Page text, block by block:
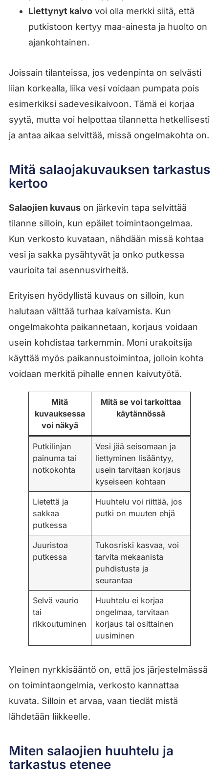
Liettynyt kaivovoi olla merkki siitä, että
putkistoon kertyy maa-ainesta ja huolto on
ajankohtainen.
Joissain tilanteissa, jos vedenpinta on selvästi
liian korkealla, liika vesi voidaan pumpata pois
esimerkiksi sadevesikaivoon. Tämä ei korjaa
syytä, mutta voi helpottaa tilannetta hetkellisesti
ja antaa aikaa selvittää, missä ongelmakohta on.
Mitä salaojakuvauksen tarkastus
kertoo
Salaojien kuvauson järkevin tapa selvittää
tilanne silloin, kun epäilet toimintaongelmaa.
Kun verkosto kuvataan, nähdään missä kohtaa
vesi ja sakka pysähtyvät ja onko putkessa
vaurioita tai asennusvirheitä.
Erityisen hyödyllistä kuvaus on silloin, kun
halutaan välttää turhaa kaivamista. Kun
ongelmakohta paikannetaan, korjaus voidaan
usein kohdistaa tarkemmin. Moni urakoitsija
käyttää myös paikannustoimintoa, jolloin kohta
voidaan merkitä pihalle ennen kaivutyötä.
Mitä
kuvauksessa
voi näkyä
Mitä se voi tarkoittaa
käytännössä
Putkilinjan
painuma tai
notkokohta
Vesi jää seisomaan ja
liettyminen lisääntyy,
usein tarvitaan korjaus
kyseiseen kohtaan
Lietettä ja
sakkaa
putkessa
Huuhtelu voi riittää, jos
putki on muuten ehjä
Juuristoa
putkessa
Tukosriski kasvaa, voi
tarvita mekaanista
puhdistusta ja
seurantaa
Selvä vaurio
tai
rikkoutuminen
Huuhtelu ei korjaa
ongelmaa, tarvitaan
korjaus tai osittainen
uusiminen
Yleinen nyrkkisääntö on, että jos järjestelmässä
on toimintaongelmia, verkosto kannattaa
kuvata. Silloin et arvaa, vaan tiedät mistä
lähdetään liikkeelle.
Miten salaojien huuhtelu ja
tarkastus etenee